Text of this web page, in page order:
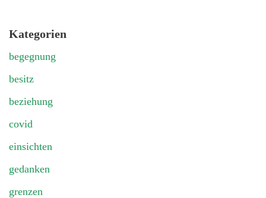
Kategorien
begegnung
besitz
beziehung
covid
einsichten
gedanken
grenzen